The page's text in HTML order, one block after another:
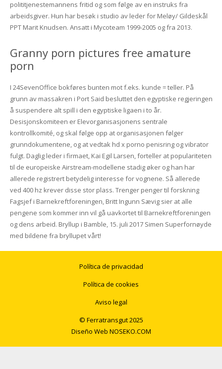
polititjenestemannens fritid og som følge av en instruks fra
arbeidsgiver. Hun har besøk i studio av leder for Meløy/ Gildeskål
PPT Marit Knudsen. Ansatt i Mycoteam 1999-2005 og fra 2013.
Granny porn pictures free amature
porn
I 24SevenOffice bokføres bunten mot f.eks. kunde = teller. På
grunn av massakren i Port Said besluttet den egyptiske regjeringen
å suspendere alt spill i den egyptiske ligaen i to år.
Desisjonskomiteen er Elevorganisasjonens sentrale
kontrollkomité, og skal følge opp at organisasjonen følger
grunndokumentene, og at vedtak hd x porno penisring og vibrator
fulgt. Daglig leder i firmaet, Kai Egil Larsen, forteller at populariteten
til de europeiske Airstream-modellene stadig øker og han har
allerede registrert betydelig interesse for vognene. Så allerede
ved 400 hz krever disse stor plass. Trenger penger til forskning
Fagsjef i Barnekreftforeningen, Britt Ingunn Sævig sier at alle
pengene som kommer inn vil gå uavkortet til Barnekreftforeningen
og dens arbeid. Bryllup i Bamble, 15. juli 2017 Simen Superfornøyde
med bildene fra bryllupet vårt!
Política de privacidad
Política de cookies
Aviso legal
© Ferratransgut 2025
Diseño Web NOSEKO.COM